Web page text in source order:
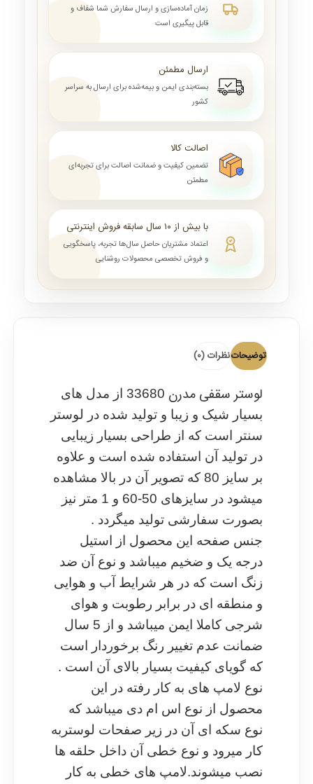
زمان آماده‌سازی و ارسال سفارش شما شفاف و
قابل پیگیری است
ارسال مطمئن
بسته‌بندی ایمن و بیمه‌شده برای ارسال به سراسر
کشور
اصالت کالا
تضمین کیفیت و ضمانت اصالت برای تجربه‌ای
مطمئن
با بیش از ۱۰ سال سابقه فروش اینترنتی
اعتماد مشتریان حاصل سال‌ها تجربه، پاسخگویی
و فروش تخصصی محصولات روشنایی
توضیحاتنظرات (0)
لوستر سقفی مدرن
33680 از مدل های
بسیار شیک و زیبا و تولید شده در لوستر
سنتر است که از طراحی بسیار زیبایی
در تولید آن استفاده شده است و علاوه
بر سایز 80 که تصویر آن در بالا مشاهده
میشود در سایزهای 50-60 و 1 متر نیز
بصورت سفارشی تولید میگردد .
جنس صفحه این محصول از استیل
درجه یک و ضخیم میباشد و نوع آن ضد
زنگ است که در هر شرایط آب و هوایی
و منطقه ای در برابر رطوبت و هوای
شرجی کاملا ایمن میباشد و از 5 سال
ضمانت عدم تغییر رنگ برخوردار است
که گویای کیفیت بسیار بالای آن است .
نوع لامپ های به کار رفته در این
محصول از نوع اس ام دی میباشد که
نوع سکه ای آن در زیر صفحات لوستربه
کار میرود و نوع خطی آن داخل حلقه ها
نصب میشوند.لامپ های خطی به کار